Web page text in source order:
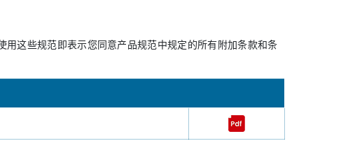
这些规范即表示您同意产品规范中规定的所有附加条款和条